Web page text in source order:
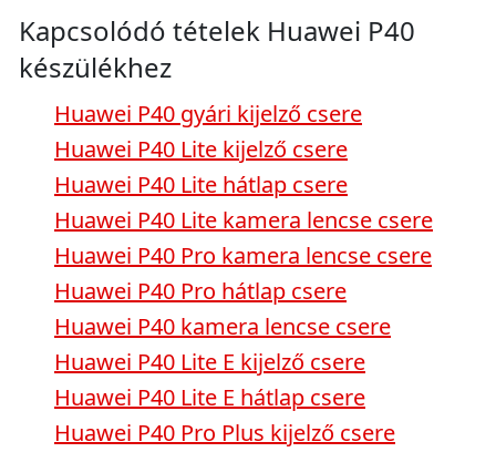
Kapcsolódó tételek Huawei P40
készülékhez
Huawei P40 gyári kijelző csere
Huawei P40 Lite kijelző csere
Huawei P40 Lite hátlap csere
Huawei P40 Lite kamera lencse csere
Huawei P40 Pro kamera lencse csere
Huawei P40 Pro hátlap csere
Huawei P40 kamera lencse csere
Huawei P40 Lite E kijelző csere
Huawei P40 Lite E hátlap csere
Huawei P40 Pro Plus kijelző csere